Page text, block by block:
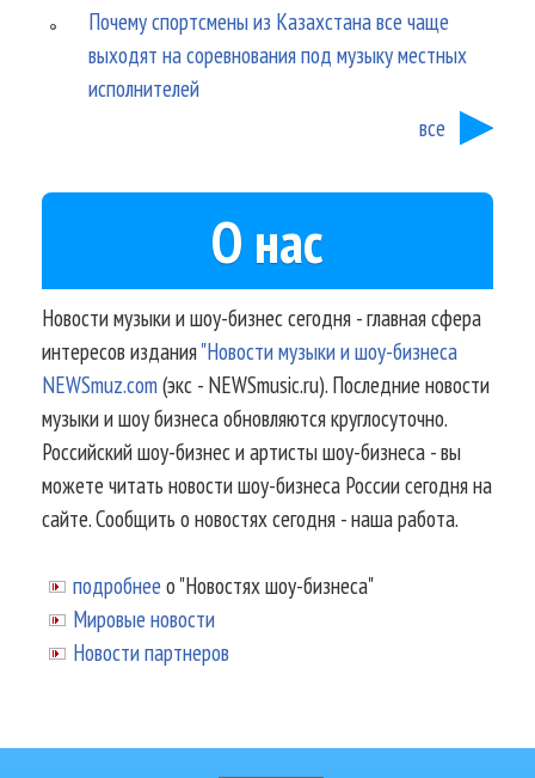
Почему спортсмены из Казахстана все чаще
выходят на соревнования под музыку местных
исполнителей
все
О нас
Новости музыки и шоу-бизнес сегодня - главная сфера
интересов издания"Новости музыки и шоу-бизнеса
NEWSmuz.com(экс - NEWSmusic.ru). Последние новости
музыки и шоу бизнеса обновляются круглосуточно.
Российский шоу-бизнес и артисты шоу-бизнеса - вы
можете читать новости шоу-бизнеса России сегодня на
сайте. Сообщить о новостях сегодня - наша работа.
подробнее о "Новостях шоу-бизнеса"
Мировые новости
Новости партнеров